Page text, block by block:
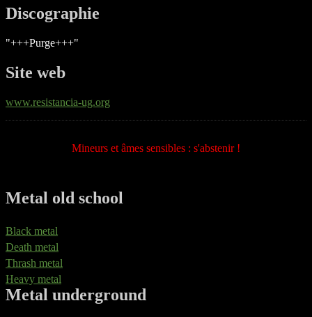
Discographie
"+++Purge+++"
Site web
www.resistancia-ug.org
Mineurs et âmes sensibles : s'abstenir !
Metal old school
Black metal
Death metal
Thrash metal
Heavy metal
Metal underground